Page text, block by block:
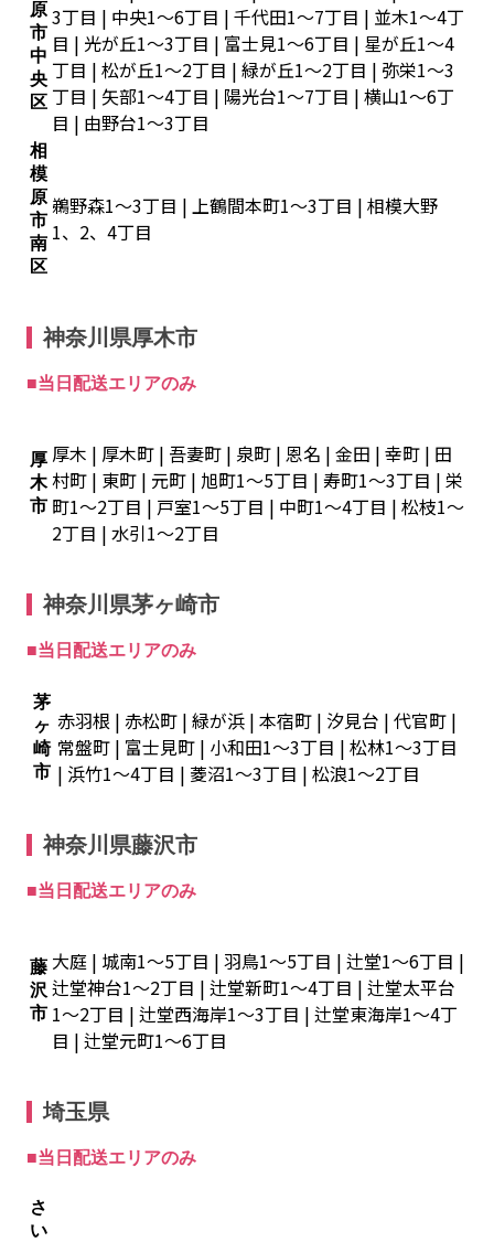
原
市
中
央
区
3丁目 | 中央1～6丁目 | 千代田1～7丁目 | 並木1～4丁
目 | 光が丘1～3丁目 | 富士見1～6丁目 | 星が丘1～4
丁目 | 松が丘1～2丁目 | 緑が丘1～2丁目 | 弥栄1～3
丁目 | 矢部1～4丁目 | 陽光台1～7丁目 | 横山1～6丁
目 | 由野台1～3丁目
相
模
原
市
南
区
鵜野森1～3丁目 | 上鶴間本町1～3丁目 | 相模大野
1、2、4丁目
神奈川県厚木市
■当日配送エリアのみ
厚
木
市
厚木 | 厚木町 | 吾妻町 | 泉町 | 恩名 | 金田 | 幸町 | 田
村町 | 東町 | 元町 | 旭町1～5丁目 | 寿町1～3丁目 | 栄
町1～2丁目 | 戸室1～5丁目 | 中町1～4丁目 | 松枝1～
2丁目 | 水引1～2丁目
神奈川県茅ヶ崎市
■当日配送エリアのみ
茅
ヶ
崎
市
赤羽根 | 赤松町 | 緑が浜 | 本宿町 | 汐見台 | 代官町 |
常盤町 | 富士見町 | 小和田1～3丁目 | 松林1～3丁目
| 浜竹1～4丁目 | 菱沼1～3丁目 | 松浪1～2丁目
神奈川県藤沢市
■当日配送エリアのみ
藤
沢
市
大庭 | 城南1～5丁目 | 羽鳥1～5丁目 | 辻堂1～6丁目 |
辻堂神台1～2丁目 | 辻堂新町1～4丁目 | 辻堂太平台
1～2丁目 | 辻堂西海岸1～3丁目 | 辻堂東海岸1～4丁
目 | 辻堂元町1～6丁目
埼玉県
■当日配送エリアのみ
さ
い